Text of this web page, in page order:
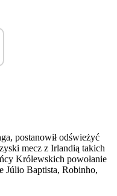
postanowił odświeżyć
mecz z Irlandią takich
Królewskich powołanie
Júlio Baptista, Robinho,